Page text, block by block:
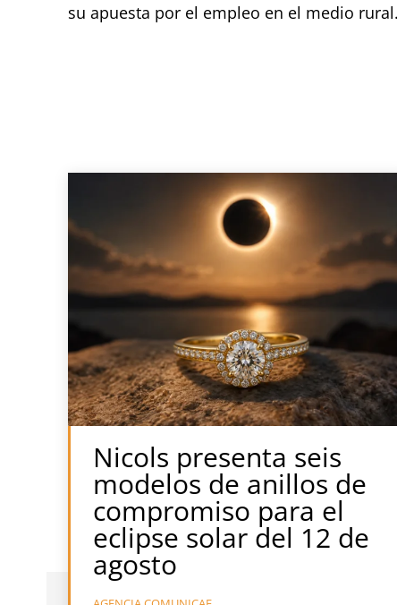
su apuesta por el empleo en el medio rural.
Nicols presenta seis
modelos de anillos de
compromiso para el
eclipse solar del 12 de
agosto